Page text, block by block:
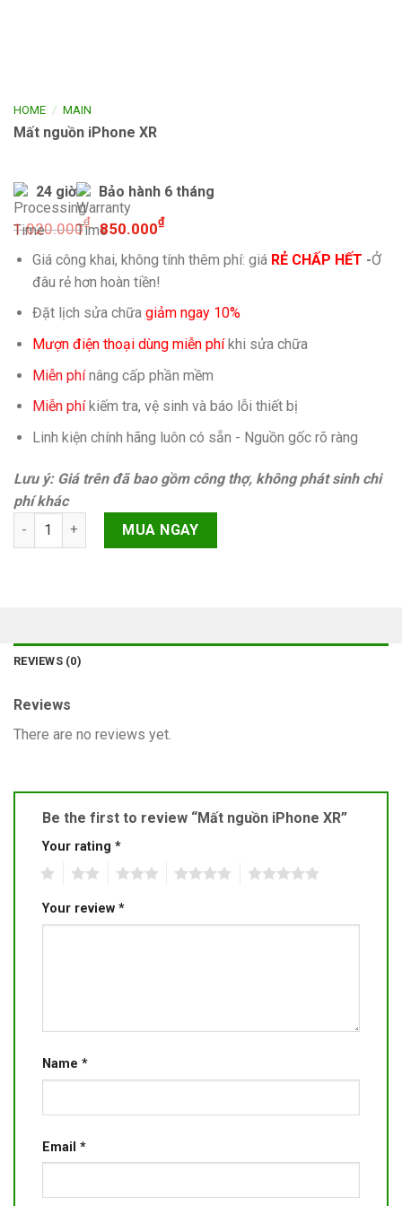
HOME / MAIN
Mất nguồn iPhone XR
24 giờ Bảo hành 6 tháng
1.020.000₫ 850.000₫
Giá công khai, không tính thêm phí: giá RẺ CHẤP HẾT -Ở
đâu rẻ hơn hoàn tiền!
Đặt lịch sửa chữa giảm ngay 10%
Mượn điện thoại dùng miễn phíkhi sửa chữa
Miễn phínâng cấp phần mềm
Miễn phíkiếm tra, vệ sinh và báo lỗi thiết bị
Linh kiện chính hãng luôn có sẵn - Nguồn gốc rõ ràng
Lưu ý: Giá trên đã bao gồm công thợ, không phát sinh chi
phí khác
Mất nguồn iPhone XR quantity
MUA NGAY
REVIEWS (0)
Reviews
There are no reviews yet.
Be the first to review “Mất nguồn iPhone XR”
Your rating *
Your review *
Name *
Email *